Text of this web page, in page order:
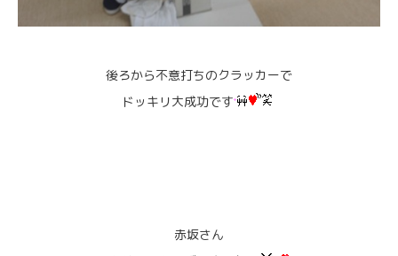
後ろから不意打ちのクラッカーで
ドッキリ大成功です
赤坂さん